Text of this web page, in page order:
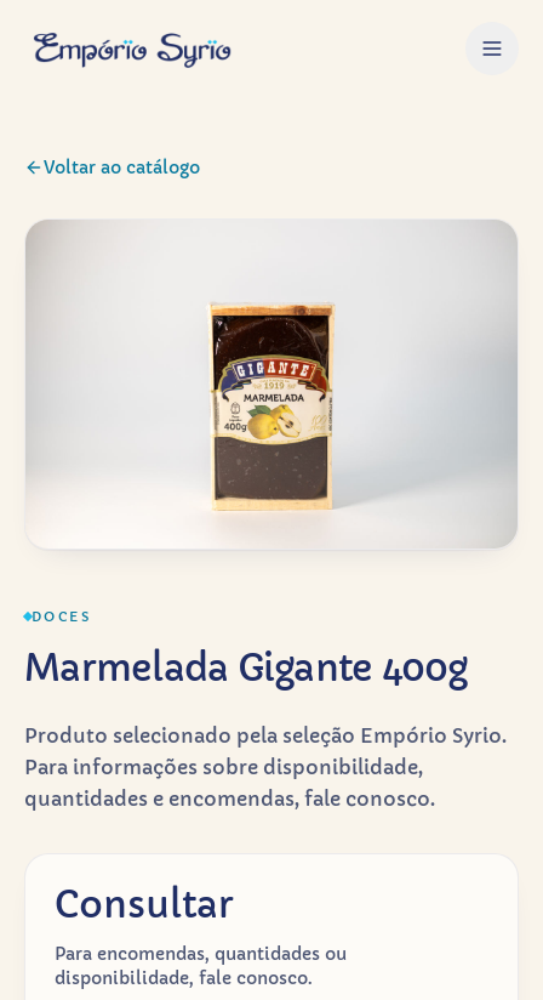
Voltar ao catálogo
DOCES
Marmelada Gigante 400g
Produto selecionado pela seleção Empório Syrio.
Para informações sobre disponibilidade,
quantidades e encomendas, fale conosco.
Consultar
Para encomendas, quantidades ou
disponibilidade, fale conosco.